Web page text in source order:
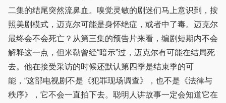
二集的结尾突然流鼻血。嗅觉灵敏的剧迷们马上意识到，按
照美剧模式，迈克尔可能是身怀绝症，或者中了毒。迈克尔
最终会不会死亡？从第三集的预告片来看，编剧短期内不会
解释这一点，但米勒曾经“暗示”过，迈克尔有可能在结局死
去。他在接受采访的时候还默认第四季是结束季的可
能，“这部电视剧不是《犯罪现场调查》，也不是《法律与
秩序》，它不会一直拍下去。聪明人讲故事一定会知道它在